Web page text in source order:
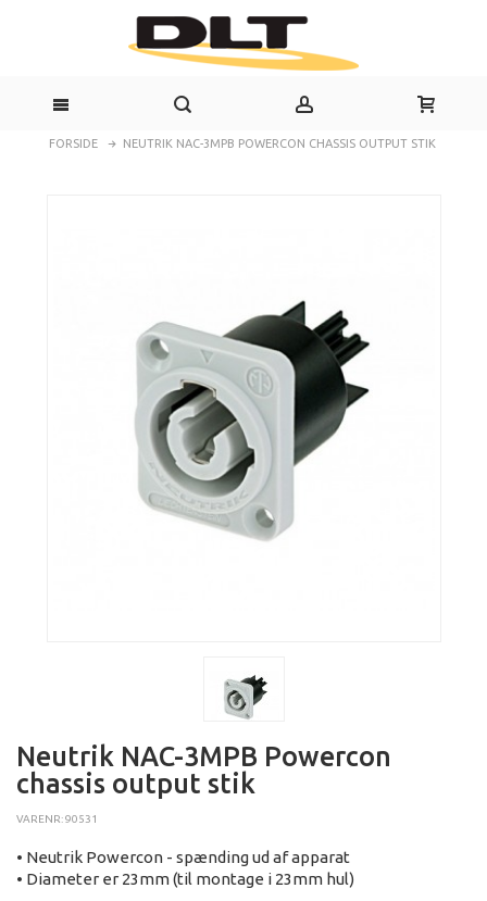
FORSIDE NEUTRIK NAC-3MPB POWERCON CHASSIS OUTPUT STIK
Neutrik NAC-3MPB Powercon
chassis output stik
VARENR: 90531
• Neutrik Powercon - spænding ud af apparat
• Diameter er 23mm (til montage i 23mm hul)